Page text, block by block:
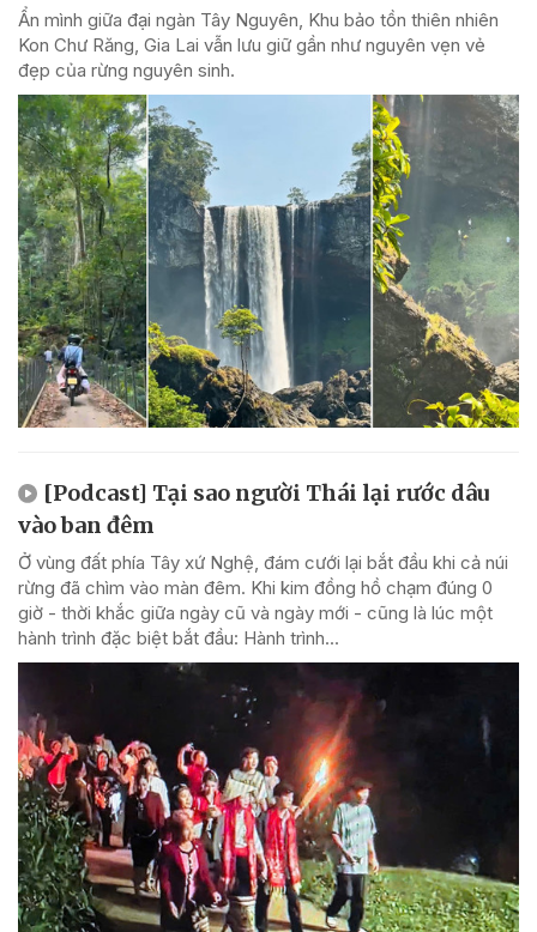
Ẩn mình giữa đại ngàn Tây Nguyên, Khu bảo tồn thiên nhiên
Kon Chư Răng, Gia Lai vẫn lưu giữ gần như nguyên vẹn vẻ
đẹp của rừng nguyên sinh.
[Podcast] Tại sao người Thái lại rước dâu
vào ban đêm
Ở vùng đất phía Tây xứ Nghệ, đám cưới lại bắt đầu khi cả núi
rừng đã chìm vào màn đêm. Khi kim đồng hồ chạm đúng 0
giờ - thời khắc giữa ngày cũ và ngày mới - cũng là lúc một
hành trình đặc biệt bắt đầu: Hành trình...